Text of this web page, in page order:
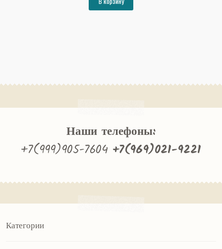
27463₽.
Наши телефоны:
+7(999)905-7604 +7(969)021-9221
Категории